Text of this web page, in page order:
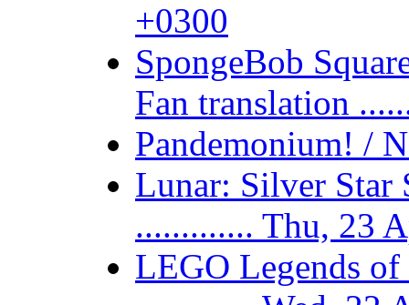
+0300
SpongeBob
Fan translation
Pandemonium! /
Lunar: Silver Star
............. Thu, 23
LEGO Legends